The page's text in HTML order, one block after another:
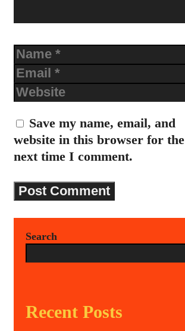
Name
Email
Website
Save my name, email, and
website in this browser for the
next time I comment.
Search
Recent Posts